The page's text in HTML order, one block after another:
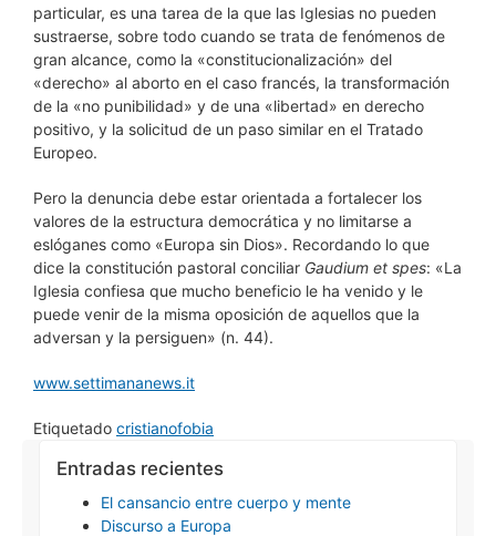
particular, es una tarea de la que las Iglesias no pueden
sustraerse, sobre todo cuando se trata de fenómenos de
gran alcance, como la «constitucionalización» del
«derecho» al aborto en el caso francés, la transformación
de la «no punibilidad» y de una «libertad» en derecho
positivo, y la solicitud de un paso similar en el Tratado
Europeo.
Pero la denuncia debe estar orientada a fortalecer los
valores de la estructura democrática y no limitarse a
eslóganes como «Europa sin Dios». Recordando lo que
dice la constitución pastoral conciliar Gaudium et spes: «La
Iglesia confiesa que mucho beneficio le ha venido y le
puede venir de la misma oposición de aquellos que la
adversan y la persiguen» (n. 44).
www.settimananews.it
Etiquetado cristianofobia
Entradas recientes
El cansancio entre cuerpo y mente
Discurso a Europa